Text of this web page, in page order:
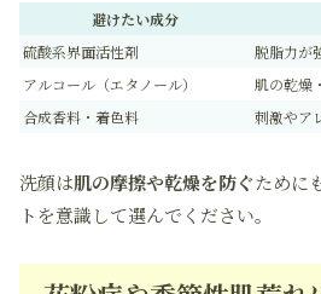
避けたい成分
硫酸系界面活性剤
脱脂力が
アルコール（エタノール）
肌の乾燥
合成香料・着色料
刺激やア
洗顔は肌の摩擦や乾燥を防ぐために
トを意識して選んでください。